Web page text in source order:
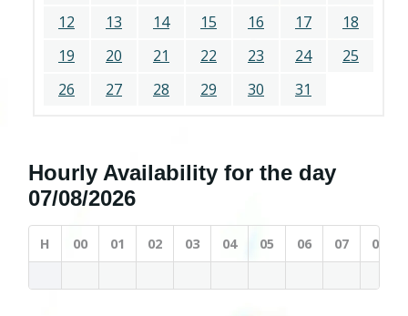
12 13 14 15 16 17
18
19
20 21 22 23 24
25
26
27 28 29 30 31
Hourly Availability for the day
07/08/2026
H 00 01 02 03 04 05 06 07 08